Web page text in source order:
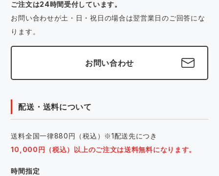
ご注文は24時間受付しています。
お問い合わせが土・日・祝日の場合は翌営業日のご回答にな
ります。
お問い合わせ
配送・送料について
送料全国一律880円（税込）※1配送先につき
10,000円（税込）以上のご注文は送料無料になります。
時間指定